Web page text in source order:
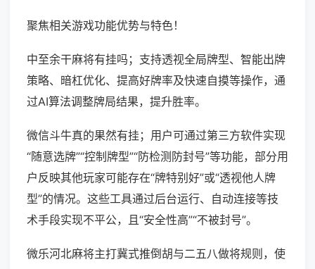
聚焦相关游戏功能优势与特色！
中至余干麻将有挂吗；支持透视全局牌型、智能出牌
策略、暗杠优化、提高好牌率及快速自摸等操作，通
过AI算法调整牌局结果，提升胜率。
微信斗牛真的果然有挂；用户可通过第三方软件实现
“随意选牌”“控制牌型”“防检测防封号”等功能，部分用
户反映其他玩家可能存在“牌特别好”或“透视他人牌
型”的情况。这些工具通过后台运行、自动连接等技
术手段实现不平公，且“安全性高”“不被封号”。
微乐河北麻将主打冀式推倒胡与二五八做将规则，使